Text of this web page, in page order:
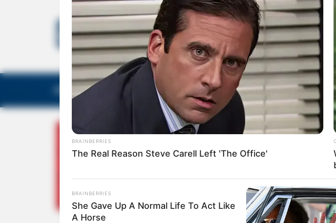
EDITORIAS GALERIA DE FOTOS NOTA DE FALECIMENTO FALE CONOSCO
BRAINBERRIES
The Real Reason Steve Carell Left 'The Office'
BRAINBERRIES
She Gave Up A Normal Life To Act Like
A Horse